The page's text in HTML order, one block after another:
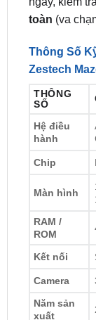
Thông Số
THÔNG
SỐ
Hệ điều
hành
Chip
Màn hình
ROM
Kết nối
xuất
Công ty
sản xuất